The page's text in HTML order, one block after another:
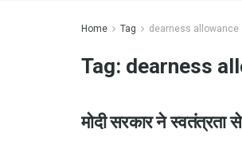
Home Tag dearness allowance
Tag: dearness
मोदी सरकार ने स्वतंत्रता